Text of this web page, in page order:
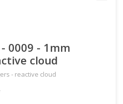
0009 - 1mm
cloud
- reactive cloud